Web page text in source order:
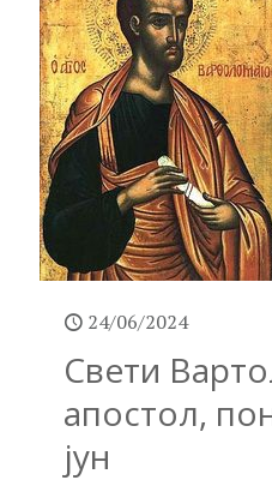
24/06/2024
Свети
апостол,
јун